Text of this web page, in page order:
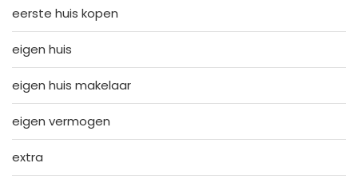
eerste huis kopen
eigen huis
eigen huis makelaar
eigen vermogen
extra